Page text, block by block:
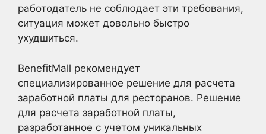
работодатель не соблюдает эти требования,
ситуация может довольно быстро
ухудшиться.
BenefitMall рекомендует
специализированное решение для расчета
заработной платы для ресторанов. Решение
для расчета заработной платы,
разработанное с учетом уникальных